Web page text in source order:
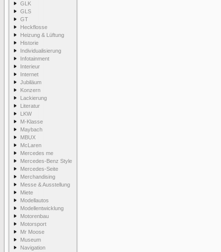
GLK
GLS
GT
Heckflosse
Heizung & Lüftung
Historie
Individualisierung
Infotainment
Interieur
Internet
Jubiläum
Konzern
Lackierung
Literatur
LKW
M-Klasse
Maybach
MBUX
McLaren
Mercedes me
Mercedes-Benz Style
Mercedes-Seite
Merchandising
Messe & Ausstellung
Miete
Modellautos
Modellentwicklung
Motorenbau
Motorsport
Mr Moose
Museum
Navigation